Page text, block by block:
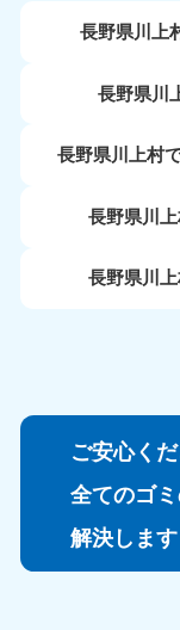
長野県川上
長野県川
長野県川上村
長野県川
長野県川
ご安心くだ
全てのゴ
解決します